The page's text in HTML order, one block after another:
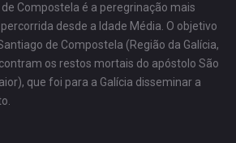
Compostela é a peregrinação mais
desde a Idade Média. O objetivo
de Compostela (Região da Galícia,
os restos mortais do apóstolo São
que foi para a Galícia disseminar a